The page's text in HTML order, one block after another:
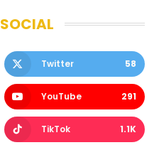
SOCIAL
Twitter 58
YouTube 291
TikTok 1.1K